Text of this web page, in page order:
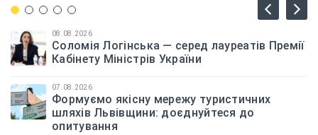
08.08.2026
Соломія Логінська — серед лауреатів Премії
Кабінету Міністрів України
07.08.2026
Формуємо якісну мережу туристичних
шляхів Львівщини: доєднуйтеся до
опитування